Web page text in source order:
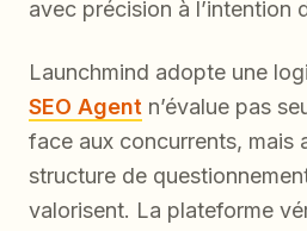
avec précision à l’intention
Launchmind adopte une
SEO Agent n’évalue pas
face aux concurrents, mais
structure de
valorisent. La plateforme